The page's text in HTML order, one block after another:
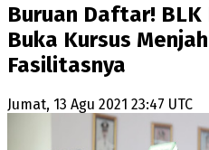
Buruan Daftar!
Buka Kursus
Fasilitasnya
Jumat, 13 Agu 2021 23:47 UTC